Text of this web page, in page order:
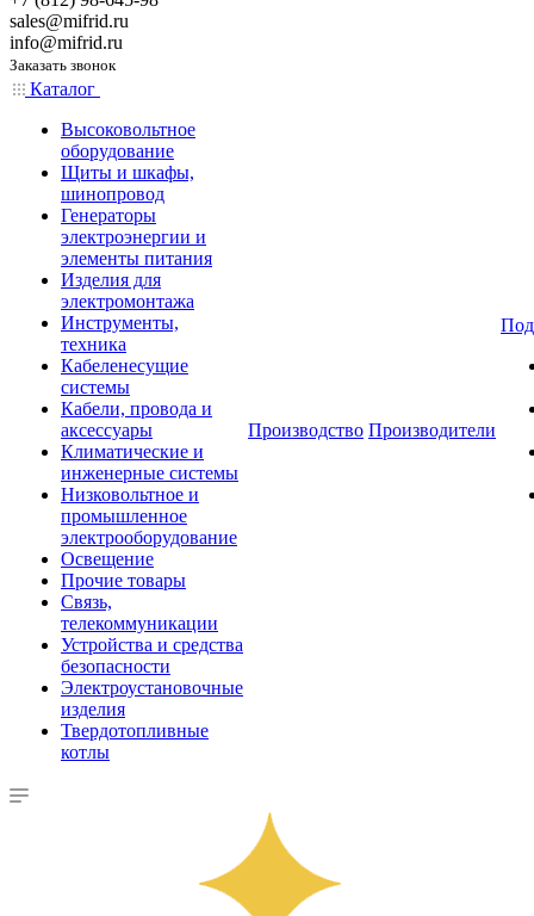
sales@mifrid.ru
info@mifrid.ru
Заказать звонок
Каталог
Высоковольтное
оборудование
Щиты и шкафы,
шинопровод
Генераторы
электроэнергии и
элементы питания
Изделия для
электромонтажа
Инструменты,
техника
Кабеленесущие
системы
Кабели, провода и
аксессуары
Климатические и
инженерные системы
Низковольтное и
промышленное
электрооборудование
Освещение
Прочие товары
Связь,
телекоммуникации
Устройства и средства
безопасности
Электроустановочные
изделия
Твердотопливные
котлы
Производство Производители